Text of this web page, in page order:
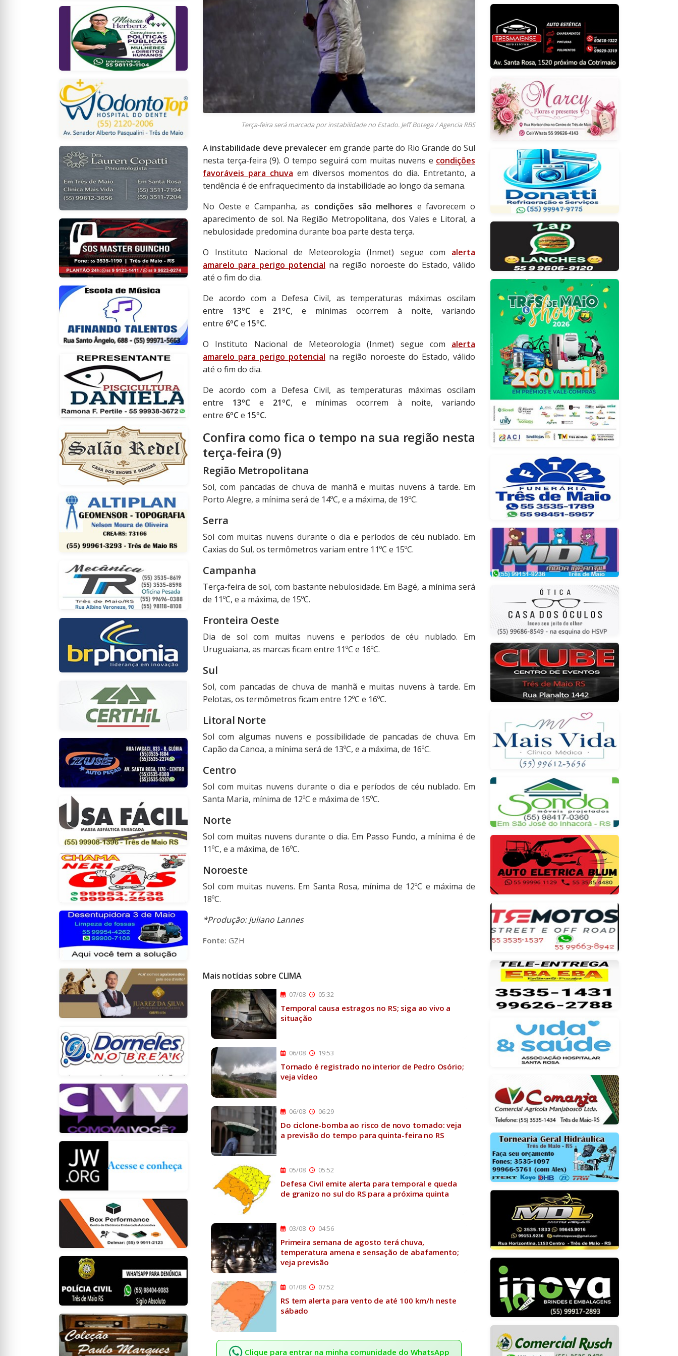
Terça-feira será marcada por instabilidade no Estado. Jeff Botega / Agencia RBS
A instabilidade deve prevalecer em grande parte do Rio Grande do Sul
nesta terça-feira (9). O tempo seguirá com muitas nuvens e condições
favoráveis para chuva em diversos momentos do dia. Entretanto, a
tendência é de enfraquecimento da instabilidade ao longo da semana.
No Oeste e Campanha, as condições são melhores e favorecem o
aparecimento de sol. Na Região Metropolitana, dos Vales e Litoral, a
nebulosidade predomina durante boa parte desta terça.
O Instituto Nacional de Meteorologia (Inmet) segue com alerta
amarelo para perigo potencial na região noroeste do Estado, válido
até o fim do dia.
De acordo com a Defesa Civil, as temperaturas máximas oscilam
entre 13ºC e 21ºC, e mínimas ocorrem à noite, variando
entre 6ºCe 15ºC.
O Instituto Nacional de Meteorologia (Inmet) segue com alerta
amarelo para perigo potencial na região noroeste do Estado, válido
até o fim do dia.
De acordo com a Defesa Civil, as temperaturas máximas oscilam
entre 13ºC e 21ºC, e mínimas ocorrem à noite, variando
entre 6ºCe 15ºC.
Confira como fica o tempo na sua região nesta
terça-feira (9)
Região Metropolitana
Sol, com pancadas de chuva de manhã e muitas nuvens à tarde. Em
Porto Alegre, a mínima será de 14ºC, e a máxima, de 19ºC.
Serra
Sol com muitas nuvens durante o dia e períodos de céu nublado. Em
Caxias do Sul, os termômetros variam entre 11ºC e 15ºC.
Campanha
Terça-feira de sol, com bastante nebulosidade. Em Bagé, a mínima será
de 11ºC, e a máxima, de 15ºC.
Fronteira Oeste
Dia de sol com muitas nuvens e períodos de céu nublado. Em
Uruguaiana, as marcas ficam entre 11ºC e 16ºC.
Sul
Sol, com pancadas de chuva de manhã e muitas nuvens à tarde. Em
Pelotas, os termômetros ficam entre 12ºC e 16ºC.
Litoral Norte
Sol com algumas nuvens e possibilidade de pancadas de chuva. Em
Capão da Canoa, a mínima será de 13ºC, e a máxima, de 16ºC.
Centro
Sol com muitas nuvens durante o dia e períodos de céu nublado. Em
Santa Maria, mínima de 12ºC e máxima de 15ºC.
Norte
Sol com muitas nuvens durante o dia. Em Passo Fundo, a mínima é de
11ºC, e a máxima, de 16ºC.
Noroeste
Sol com muitas nuvens. Em Santa Rosa, mínima de 12ºC e máxima de
18ºC.
*Produção: Juliano Lannes
Fonte: GZH
Mais notícias sobre CLIMA
07/08 05:32
Temporal causa estragos no RS; siga ao vivo a
situação
06/08 19:53
Tornado é registrado no interior de Pedro Osório;
veja vídeo
06/08 06:29
Do ciclone-bomba ao risco de novo tornado: veja
a previsão do tempo para quinta-feira no RS
05/08 05:52
Defesa Civil emite alerta para temporal e queda
de granizo no sul do RS para a próxima quinta
03/08 04:56
Primeira semana de agosto terá chuva,
temperatura amena e sensação de abafamento;
veja previsão
01/08 07:52
RS tem alerta para vento de até 100 km/h neste
sábado
Clique para entrar na minha comunidade do WhatsApp